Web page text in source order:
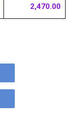
2,470.00